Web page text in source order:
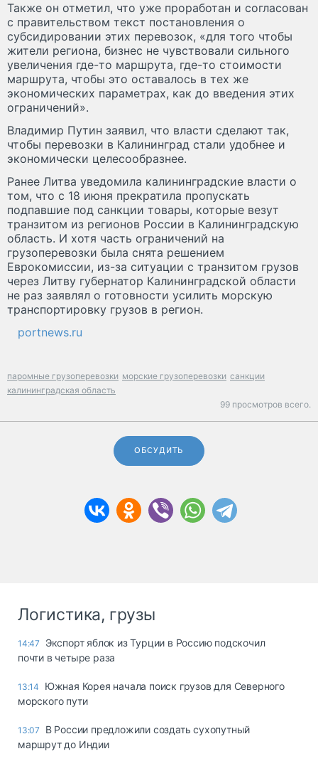
Также он отметил, что уже проработан и согласован
с правительством текст постановления о
субсидировании этих перевозок, «для того чтобы
жители региона, бизнес не чувствовали сильного
увеличения где-то маршрута, где-то стоимости
маршрута, чтобы это оставалось в тех же
экономических параметрах, как до введения этих
ограничений».
Владимир Путин заявил, что власти сделают так,
чтобы перевозки в Калининград стали удобнее и
экономически целесообразнее.
Ранее Литва уведомила калининградские власти о
том, что с 18 июня прекратила пропускать
подпавшие под санкции товары, которые везут
транзитом из регионов России в Калининградскую
область. И хотя часть ограничений на
грузоперевозки была снята решением
Еврокомиссии, из-за ситуации с транзитом грузов
через Литву губернатор Калининградской области
не раз заявлял о готовности усилить морскую
транспортировку грузов в регион.
portnews.ru
паромные грузоперевозки морские грузоперевозки санкции
калининградская область
99 просмотров всего.
ОБСУДИТЬ
Логистика, грузы
14:47
Экспорт яблок из Турции в Россию подскочил
почти в четыре раза
13:14
Южная Корея начала поиск грузов для Северного
морского пути
13:07
В России предложили создать сухопутный
маршрут до Индии